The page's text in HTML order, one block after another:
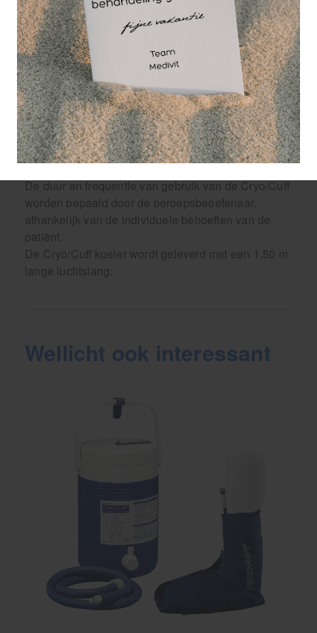
Biedt flexibiliteit in zorg
Flexibel, duurzaam en mobiel
Fluisterstille motor, geïsoleerde manchet en snel
loskoppelen van de pad
De duur en frequentie van gebruik van de Cryo/Cuff
worden bepaald door de beroepsbeoefenaar,
afhankelijk van de individuele behoeften van de
patiënt.
De Cryo/Cuff koeler wordt geleverd met een 1,50 m
lange luchtslang.
Wellicht ook interessant